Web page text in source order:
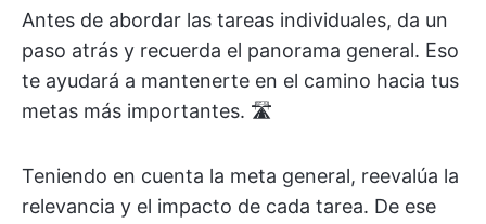
Antes de abordar las tareas individuales, da un
paso atrás y recuerda el panorama general. Eso
te ayudará a mantenerte en el camino hacia tus
metas más importantes. 🛣️
Teniendo en cuenta la meta general, reevalúa la
relevancia y el impacto de cada tarea. De ese